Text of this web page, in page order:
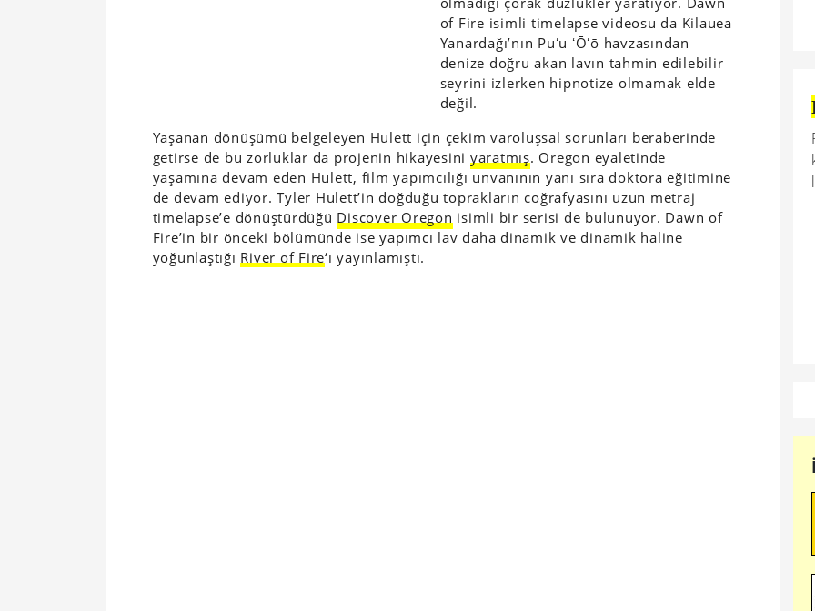
of Fire isimli timelapse videosu da Kilauea
Yanardağı’nın Puʻu ʻŌʻō havzasından
denize doğru akan lavın tahmin edilebilir
seyrini izlerken hipnotize olmamak elde
değil.
Yaşanan dönüşümü belgeleyen Hulett için çekim varoluşsal sorunları beraberinde
getirse de bu zorluklar da projenin hikayesini yaratmış. Oregon eyaletinde
yaşamına devam eden Hulett, film yapımcılığı unvanının yanı sıra doktora eğitimine
de devam ediyor. Tyler Hulett’in doğduğu toprakların coğrafyasını uzun metraj
timelapse’e dönüştürdüğü Discover Oregon isimli bir serisi de bulunuyor. Dawn of
Fire’in bir önceki bölümünde ise yapımcı lav daha dinamik ve dinamik haline
yoğunlaştığı River of Fire‘ı yayınlamıştı.